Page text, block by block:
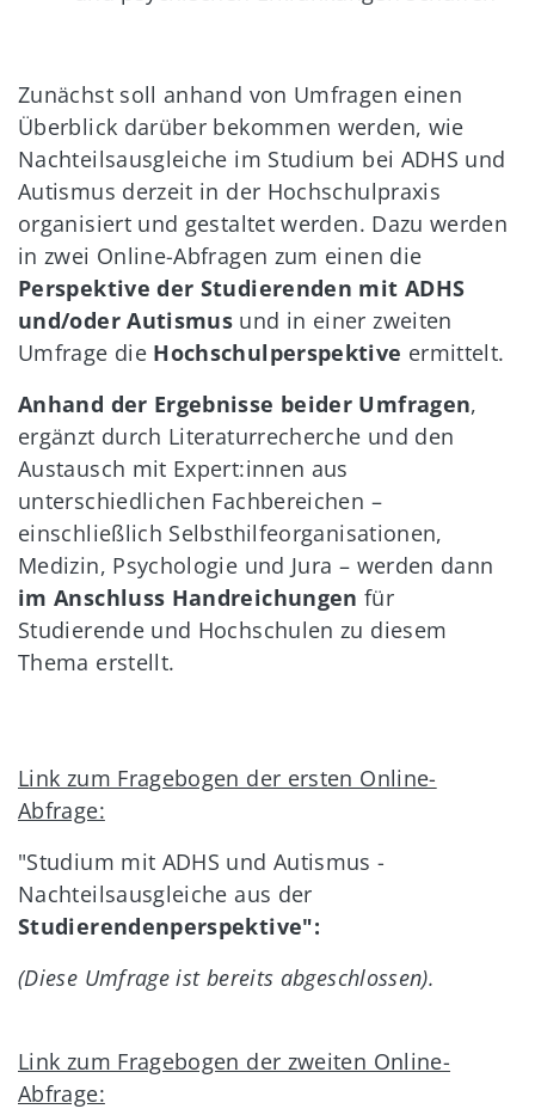
Zunächst soll anhand von Umfragen einen
Überblick darüber bekommen werden, wie
Nachteilsausgleiche im Studium bei ADHS und
Autismus derzeit in der Hochschulpraxis
organisiert und gestaltet werden. Dazu werden
in zwei Online-Abfragen zum einen die
Perspektive der Studierenden mit ADHS
und/oder Autismus und in einer zweiten
Umfrage die Hochschulperspektive ermittelt.
Anhand der Ergebnisse beider Umfragen,
ergänzt durch Literaturrecherche und den
Austausch mit Expert:innen aus
unterschiedlichen Fachbereichen –
einschließlich Selbsthilfeorganisationen,
Medizin, Psychologie und Jura – werden dann
im Anschluss Handreichungen für
Studierende und Hochschulen zu diesem
Thema erstellt.
Link zum Fragebogen der ersten Online-
Abfrage:
"Studium mit ADHS und Autismus -
Nachteilsausgleiche aus der
Studierendenperspektive":
(Diese Umfrage ist bereits abgeschlossen).
Link zum Fragebogen der zweiten Online-
Abfrage: